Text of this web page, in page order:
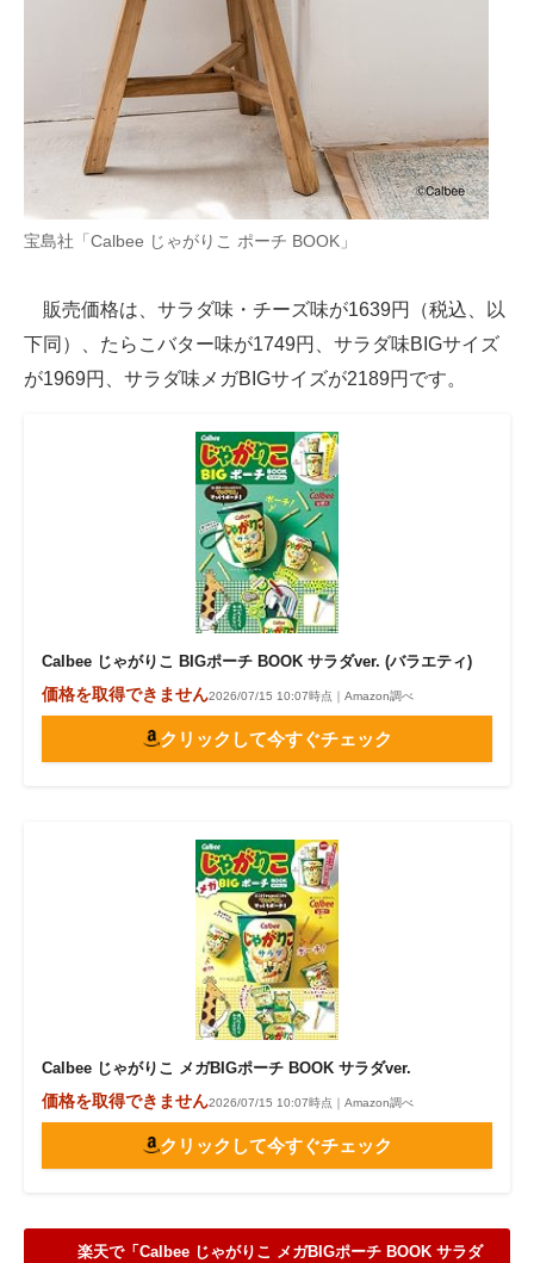
宝島社「Calbee じゃがりこ ポーチ BOOK」
販売価格は、サラダ味・チーズ味が1639円（税込、以
下同）、たらこバター味が1749円、サラダ味BIGサイズ
が1969円、サラダ味メガBIGサイズが2189円です。
Calbee じゃがりこ BIGポーチ BOOK サラダver. (バラエティ)
価格を取得できません2026/07/15 10:07時点｜Amazon調べ
クリックして今すぐチェック
Calbee じゃがりこ メガBIGポーチ BOOK サラダver.
価格を取得できません2026/07/15 10:07時点｜Amazon調べ
クリックして今すぐチェック
楽天で「Calbee じゃがりこ メガBIGポーチ BOOK サラダ